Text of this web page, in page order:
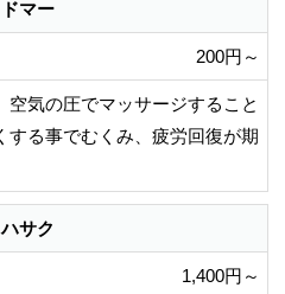
マー
200円～
気の圧でマッサージすること
する事でむくみ、疲労回復が期
ハサク
1,400円～